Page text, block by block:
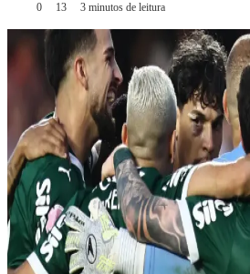
0 13 3 minutos de leitura